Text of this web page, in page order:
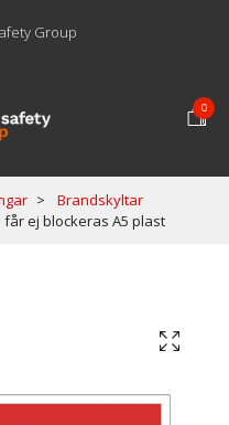
Group
0
Brandskyltar
ej blockeras A5 plast